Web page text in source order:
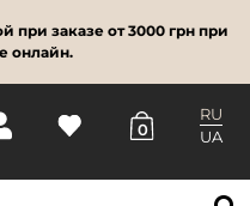
при заказе от 3000 грн при
онлайн.
0
RU
UA